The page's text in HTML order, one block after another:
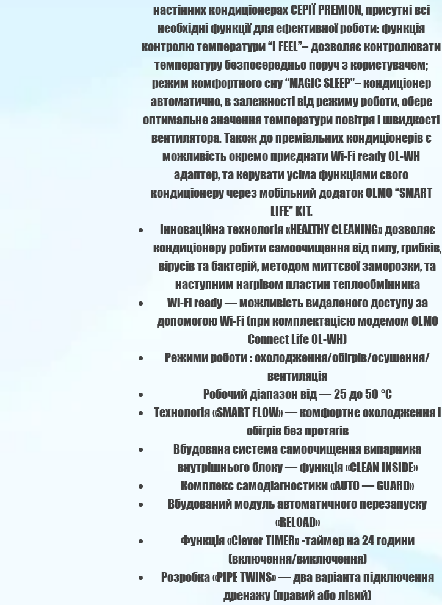
настінних кондиціонерах СЕРІЇ PREMION, присутні всі
необхідні функції для ефективної роботи: функція
контролю температури “I FEEL”– дозволяє контролювати
температуру безпосередньо поруч з користувачем;
режим комфортного сну “MAGIC SLEEP”– кондиціонер
автоматично, в залежності від режиму роботи, обере
оптимальне значення температури повітря і швидкості
вентилятора. Також до преміальних кондиціонерів є
можливість окремо приєднати Wi-Fi ready OL-WH
адаптер, та керувати усіма функціями свого
кондиціонеру через мобільний додаток OLMO “SMART
LIFE” KIT.
Інноваційна технологія «HEALTHY CLEANING» дозволяє
кондиціонеру робити самоочищення від пилу, грибків,
вірусів та бактерій, методом миттєвої заморозки, та
наступним нагрівом пластин теплообмінника
Wi-Fi ready — можливість видаленого доступу за
допомогою Wi-Fi (при комплектацією модемом OLMO
Connect Life OL-WH)
Режими роботи : охолодження/обігрів/осушення/
вентиляція
Робочий діапазон від — 25 до 50 °C
Технологія «SMART FLOW» — комфортне охолодження і
обігрів без протягів
Вбудована система самоочищення випарника
внутрішнього блоку — функція «CLEAN INSIDE»
Комплекс самодіагностики «AUTO — GUARD»
Вбудований модуль автоматичного перезапуску
«RELOAD»
Функція «Сlever TIMER» -таймер на 24 години
(включення/виключення)
Розробка «PIPE TWINS» — два варіанта підключення
дренажу (правий або лівий)